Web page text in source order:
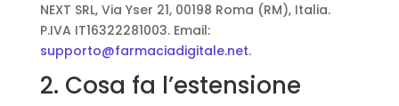
NEXT SRL, Via Yser 21, 00198 Roma (RM), Italia.
P.IVA IT16322281003. Email:
supporto@farmaciadigitale.net.
2. Cosa fa l’estensione